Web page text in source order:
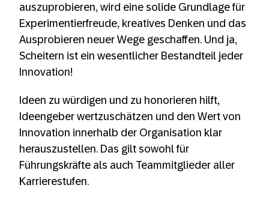
auszuprobieren, wird eine solide Grundlage für
Experimentierfreude, kreatives Denken und das
Ausprobieren neuer Wege geschaffen. Und ja,
Scheitern ist ein wesentlicher Bestandteil jeder
Innovation!
Ideen zu würdigen und zu honorieren hilft,
Ideengeber wertzuschätzen und den Wert von
Innovation innerhalb der Organisation klar
herauszustellen. Das gilt sowohl für
Führungskräfte als auch Teammitglieder aller
Karrierestufen.